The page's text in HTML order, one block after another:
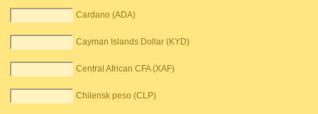
Cardano (ADA)
Cayman Islands Dollar (KYD)
Central African CFA (XAF)
Chilensk peso (CLP)